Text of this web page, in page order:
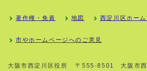
著作権・免責 地図 西淀川区ホー
市やホームページへのご意見
大阪市西淀川区役所 〒555-8501 大阪市西